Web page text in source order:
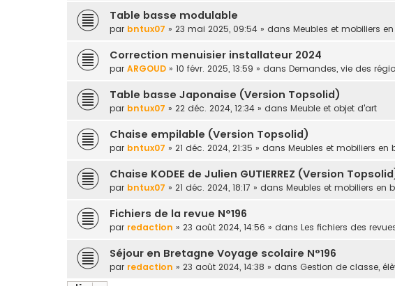
Table basse modulable
par bntux07 » 23 mai 2025, 09:54 » dans Meubles et mobiliers
Correction menuisier installateur 2024
par ARGOUD » 10 févr. 2025, 13:59 » dans Demandes, vie des
Table basse Japonaise (Version Topsolid)
par bntux07 » 22 déc. 2024, 12:34 » dans Meuble et objet d'art
Chaise empilable (Version Topsolid)
par bntux07 » 21 déc. 2024, 21:35 » dans Meubles et mobiliers en
Chaise KODEE de Julien GUTIERREZ (Version
par bntux07 » 21 déc. 2024, 18:17 » dans Meubles et mobiliers en
Fichiers de la revue N°196
par redaction » 23 août 2024, 14:56 » dans Les fichiers des
Séjour en Bretagne Voyage scolaire N°196
par redaction » 23 août 2024, 14:38 » dans Gestion de classe,